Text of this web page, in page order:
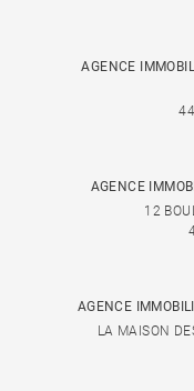
AGENCE
AGENCE
12
AGENCE
LA MAISON